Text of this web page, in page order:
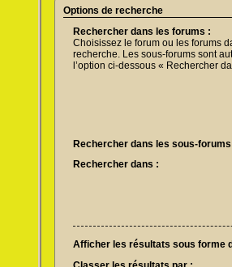
Options de recherche
Rechercher dans les forums :
Choisissez le forum ou les forums
recherche. Les sous-forums sont
l’option ci-dessous « Rechercher
Rechercher dans les sous-forums
Rechercher dans :
Afficher les résultats sous forme